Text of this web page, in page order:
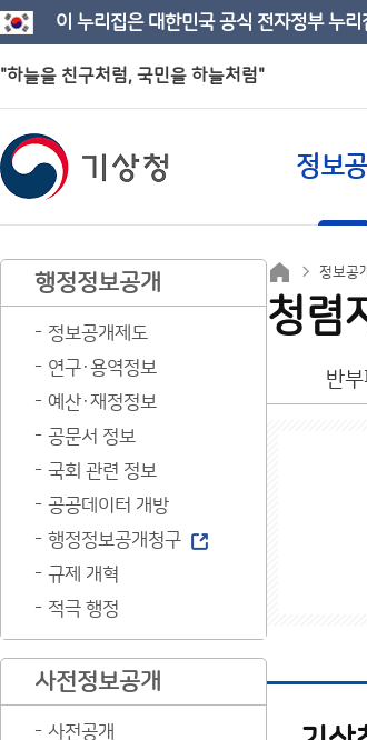
이 누리집은 대한민국 공식 전자정부 누리
"하늘을 친구처럼, 국민을 하늘처럼"
정보
행정정보공개
정보공개제도
연구·용역정보
예산·재정정보
공문서 정보
국회 관련 정보
공공데이터 개방
행정정보공개청구
규제 개혁
적극 행정
사전정보공개
사전공개
정보공
청렴
반